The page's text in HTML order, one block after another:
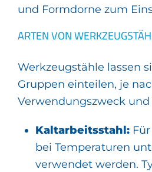
und Formdorne zum
ARTEN VON
Werkzeugstähle lassen
Gruppen einteilen, je
Verwendungszweck
Kaltarbeitsstahl:
bei Temperaturen
verwendet werden.